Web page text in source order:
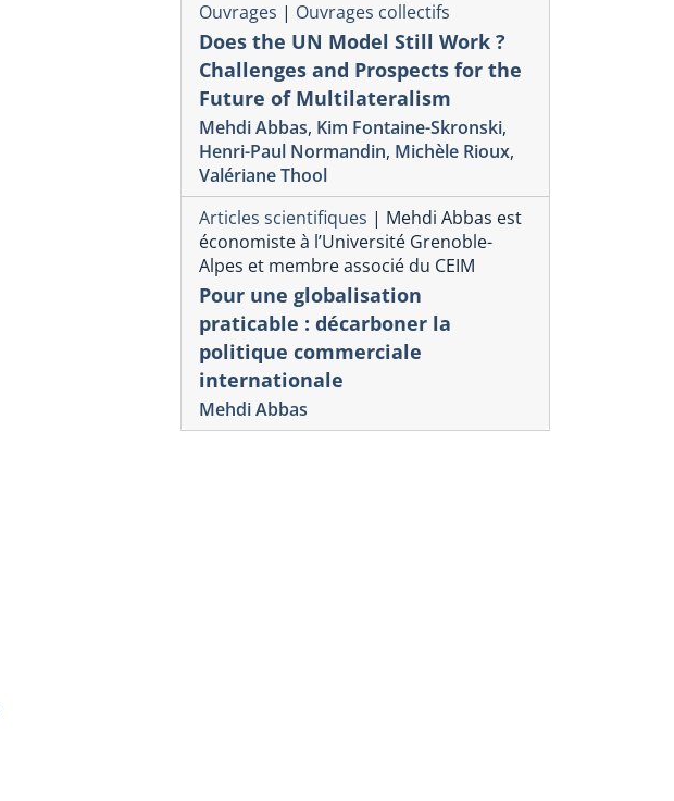
Ouvrages | Ouvrages collectifs
Does the UN Model Still Work ?
Challenges and Prospects for the
Future of Multilateralism
Mehdi Abbas, Kim Fontaine-Skronski,
Henri-Paul Normandin, Michèle Rioux,
Valériane Thool
Articles scientifiques | Mehdi Abbas est
économiste à l’Université Grenoble-
Alpes et membre associé du CEIM
Pour une globalisation
praticable : décarboner la
politique commerciale
internationale
Mehdi Abbas